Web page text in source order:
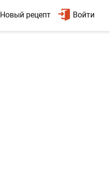
Войти
Новый рецепт